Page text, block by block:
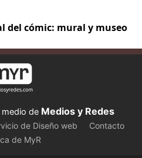
del cómic: mural y museo
de Medios y Redes
de Diseño web
Contacto
de MyR